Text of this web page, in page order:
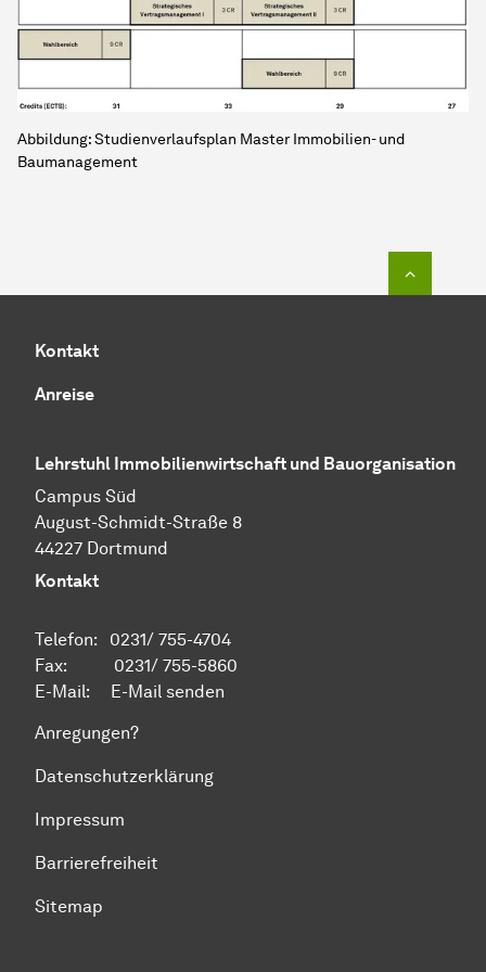
Abbildung: Studienverlaufsplan Master Immobilien- und
Baumanagement
Kontakt
Anreise
Lehrstuhl Immobilienwirtschaft und Bauorganisation
Campus Süd
August-Schmidt-Straße 8
44227 Dortmund
Kontakt
Telefon: 0231/ 755-4704
Fax: 0231/ 755-5860
E-Mail: E-Mail senden
Anregungen?
Datenschutzerklärung
Impressum
Barrierefreiheit
Sitemap